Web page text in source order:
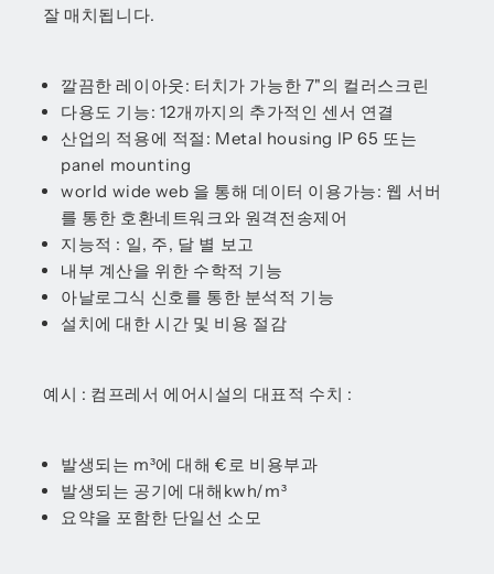
잘 매치됩니다.
깔끔한 레이아웃: 터치가 가능한 7"의 컬러스크린
다용도 기능: 12개까지의 추가적인 센서 연결
산업의 적용에 적절: Metal housing IP 65 또는
panel mounting
world wide web 을 통해 데이터 이용가능: 웹 서버
를 통한 호환네트워크와 원격전송제어
지능적 : 일, 주, 달 별 보고
내부 계산을 위한 수학적 기능
아날로그식 신호를 통한 분석적 기능
설치에 대한 시간 및 비용 절감
예시 : 컴프레서 에어시설의 대표적 수치 :
발생되는 m³에 대해 €로 비용부과
발생되는 공기에 대해kwh/m³
요약을 포함한 단일선 소모